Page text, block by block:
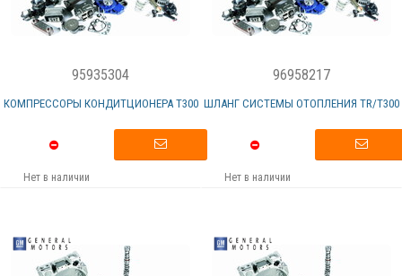
95935304
КОМПРЕССОРЫ КОНДИТЦИОНЕРА T300
Нет в наличии
96958217
ШЛАНГ СИСТЕМЫ ОТОПЛЕНИЯ TR/T300
Нет в наличии